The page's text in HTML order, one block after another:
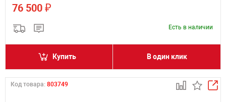
76 500 ₽
Есть в наличии
Купить В один клик
Код товара: 803749